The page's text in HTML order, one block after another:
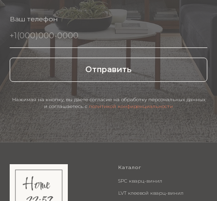
Ваш телефон
Отправить
Нажимая на кнопку, вы даете согласие на обработку персональных данных
и соглашаетесь c политикой конфиденциальности
Каталог
SPC кварц-винил
LVT клеевой кварц-винил